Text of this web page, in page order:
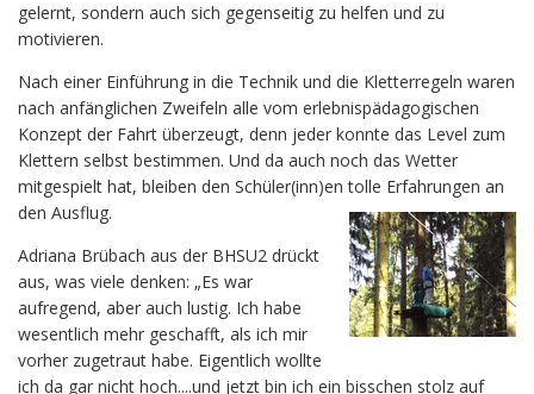
gelernt, sondern auch sich gegenseitig zu helfen und zu
motivieren.
Nach einer Einführung in die Technik und die Kletterregeln waren
nach anfänglichen Zweifeln alle vom erlebnispädagogischen
Konzept der Fahrt überzeugt, denn jeder konnte das Level zum
Klettern selbst bestimmen. Und da auch noch das Wetter
mitgespielt hat, bleiben den Schüler(inn)en tolle Erfahrungen an
den Ausflug.
Adriana Brübach aus der BHSU2 drückt
aus, was viele denken: „Es war
aufregend, aber auch lustig. Ich habe
wesentlich mehr geschafft, als ich mir
vorher zugetraut habe. Eigentlich wollte
ich da gar nicht hoch....und jetzt bin ich ein bisschen stolz auf